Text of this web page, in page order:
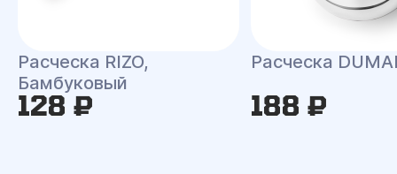
Расческа RIZO,
Бамбуковый
128 ₽
Расческа
188 ₽